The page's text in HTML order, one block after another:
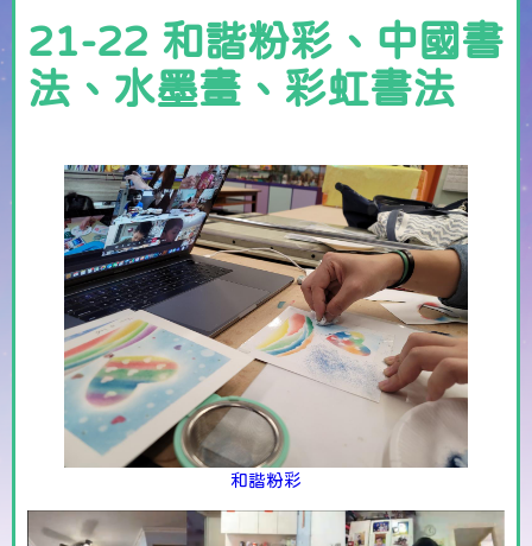
21-22 和諧粉彩、中國書
法、水墨畫、彩虹書法
和諧粉彩